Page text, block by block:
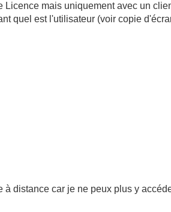
mais uniquement avec un
quel est l'utilisateur (voir copie
distance car je ne peux plus y